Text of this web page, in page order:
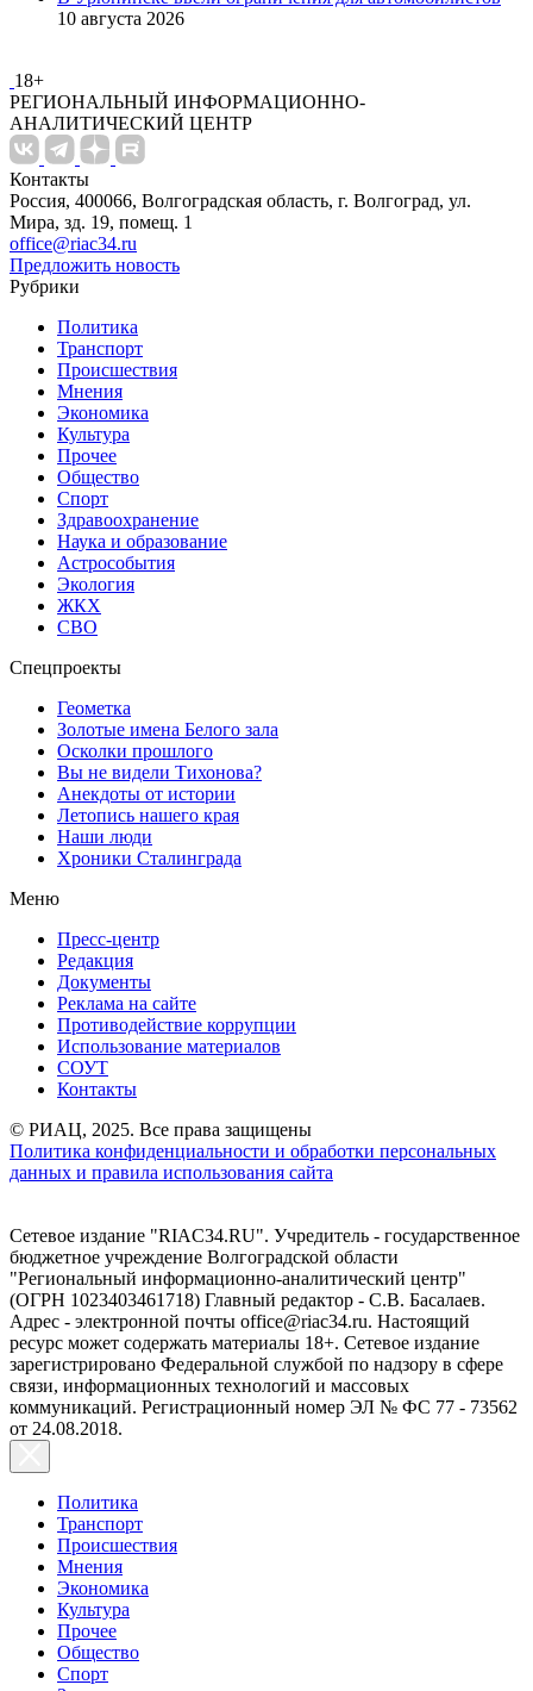
10 августа 2026
18+
РЕГИОНАЛЬНЫЙ ИНФОРМАЦИОННО-
АНАЛИТИЧЕСКИЙ ЦЕНТР
Контакты
Россия, 400066, Волгоградская область, г. Волгоград, ул.
Мира, зд. 19, помещ. 1
office@riac34.ru
Предложить новость
Рубрики
Политика
Транспорт
Происшествия
Мнения
Экономика
Культура
Прочее
Общество
Спорт
Здравоохранение
Наука и образование
Астрособытия
Экология
ЖКХ
СВО
Спецпроекты
Геометка
Золотые имена Белого зала
Осколки прошлого
Вы не видели Тихонова?
Анекдоты от истории
Летопись нашего края
Наши люди
Хроники Сталинграда
Меню
Пресс-центр
Редакция
Документы
Реклама на сайте
Противодействие коррупции
Использование материалов
СОУТ
Контакты
© РИАЦ, 2025. Все права защищены
Политика конфиденциальности и обработки персональных
данных и правила использования сайта
Сетевое издание "RIAC34.RU". Учредитель - государственное
бюджетное учреждение Волгоградской области
"Региональный информационно-аналитический центр"
(ОГРН 1023403461718) Главный редактор - С.В. Басалаев.
Адрес - электронной почты office@riac34.ru. Настоящий
ресурс может содержать материалы 18+. Сетевое издание
зарегистрировано Федеральной службой по надзору в сфере
связи, информационных технологий и массовых
коммуникаций. Регистрационный номер ЭЛ № ФС 77 - 73562
от 24.08.2018.
Политика
Транспорт
Происшествия
Мнения
Экономика
Культура
Прочее
Общество
Спорт